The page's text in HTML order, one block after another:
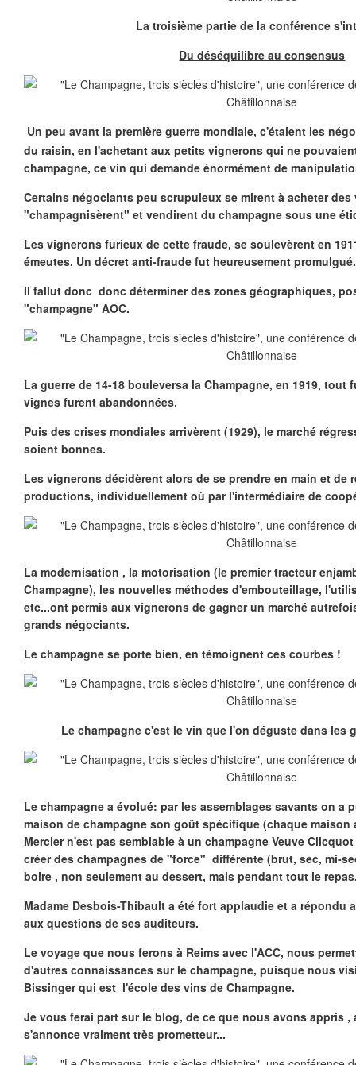
La troisième partie de la conférence
Du déséquilibre au consensus
Un peu avant la première guerre mondiale, c'étaient les
du raisin, en l'achetant aux petits vignerons qui ne
champagne, ce vin qui demande énormément de
Certains négociants peu scrupuleux se mirent à acheter
"champagnisèrent" et vendirent du champagne sous une
Les vignerons furieux de cette fraude, se soulevèrent en
émeutes. Un décret anti-fraude fut heureusement promulgué.
Il fallut donc donc déterminer des zones géographiques,
"champagne" AOC.
La guerre de 14-18 bouleversa la Champagne, en 1919, tout
vignes furent abandonnées.
Puis des crises mondiales arrivèrent (1929), le marché
soient bonnes.
Les vignerons décidèrent alors de se prendre en main et de
productions, individuellement où par l'intermédiaire de
La modernisation , la motorisation (le premier tracteur
Champagne), les nouvelles méthodes d'embouteillage,
etc...ont permis aux vignerons de gagner un marché
grands négociants.
Le champagne se porte bien, en témoignent ces courbes !
Le champagne c'est le vin que l'on déguste dans les
Le champagne a évolué: par les assemblages savants on a
maison de champagne son goût spécifique (chaque maison
Mercier n'est pas semblable à un champagne Veuve
créer des champagnes de "force" différente (brut, sec, mi-
boire , non seulement au dessert, mais pendant tout le
Madame Desbois-Thibault a été fort applaudie et a répondu
aux questions de ses auditeurs.
Le voyage que nous ferons à Reims avec l'ACC, nous
d'autres connaissances sur le champagne, puisque nous
Bissinger qui est l'école des vins de Champagne.
Je vous ferai part sur le blog, de ce que nous avons appris ,
s'annonce vraiment très prometteur...